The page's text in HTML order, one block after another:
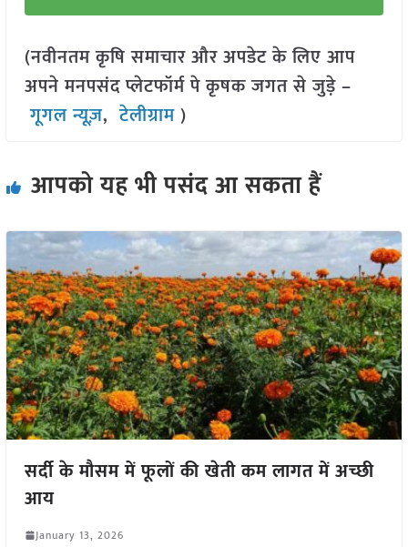
(नवीनतम कृषि समाचार और अपडेट के लिए आप
अपने मनपसंद प्लेटफॉर्म पे कृषक जगत से जुड़े –
गूगल न्यूज़,टेलीग्राम )
आपको यह भी पसंद आ सकता हैं
सर्दी के मौसम में फूलों की खेती कम लागत में अच्छी
आय
January 13, 2026